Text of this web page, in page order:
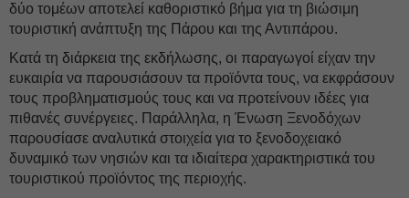
δύο τομέων αποτελεί καθοριστικό βήμα για τη βιώσιμη
τουριστική ανάπτυξη της Πάρου και της Αντιπάρου.
Κατά τη διάρκεια της εκδήλωσης, οι παραγωγοί είχαν την
ευκαιρία να παρουσιάσουν τα προϊόντα τους, να εκφράσουν
τους προβληματισμούς τους και να προτείνουν ιδέες για
πιθανές συνέργειες. Παράλληλα, η Ένωση Ξενοδόχων
παρουσίασε αναλυτικά στοιχεία για το ξενοδοχειακό
δυναμικό των νησιών και τα ιδιαίτερα χαρακτηριστικά του
τουριστικού προϊόντος της περιοχής.